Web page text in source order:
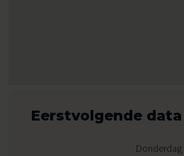
Eerstvolgende data
Donderdag